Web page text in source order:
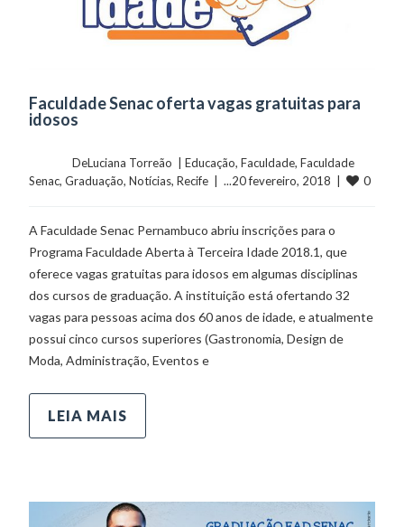
Faculdade Senac oferta vagas gratuitas para
idosos
	    	DeLuciana Torreão  |
Educação, Faculdade, Faculdade
Senac, Graduação, Notícias, Recife
  |  ...20 fevereiro, 2018  |
0
A Faculdade Senac Pernambuco abriu inscrições para o
Programa Faculdade Aberta à Terceira Idade 2018.1, que
oferece vagas gratuitas para idosos em algumas disciplinas
dos cursos de graduação. A instituição está ofertando 32
vagas para pessoas acima dos 60 anos de idade, e atualmente
possui cinco cursos superiores (Gastronomia, Design de
Moda, Administração, Eventos e
LEIA MAIS